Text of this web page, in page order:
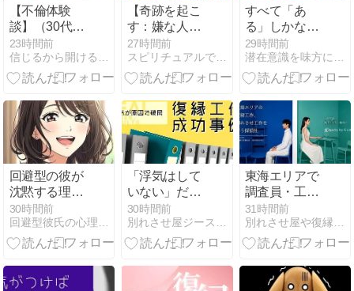
【不倫体験
談】（30代女
性）彼氏が居
ながらも妻子
持ちの課長
23時間前
【奇跡を起こ
す：嫌な人が
争わずにいな
くなる方法】
騒音の隣人
っ越していっ
た仕組み
27時間前
スピリチュアルで運命の恋を引き寄せる方法
すべて「あ
る」しかな
い、この世界
29時間前
回避型の彼が
沈黙する理由
と心理状態を
プロが徹底解
説
30時間前
回避型彼氏の心理を理解して関係を修復する具体的な方法
「浮気はして
いない」だけ
では戻れなか
った｜失った
信頼と向き合
30時間前
別れさせ屋ジースタイルの新人教育ブログ
東海エリアで
調査員・工作
員・担当者が
連携する仕組
み
31時間前
別れさせ屋や復縁屋ジースタイルの名古屋支社